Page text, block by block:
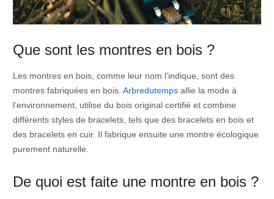
Que sont les montres en bois ?
Les montres en bois, comme leur nom l’indique, sont des
montres fabriquées en bois. Arbredutempsallie la mode à
l’environnement, utilise du bois original certifié et combine
différents styles de bracelets, tels que des bracelets en bois et
des bracelets en cuir. Il fabrique ensuite une montre écologique
purement naturelle.
De quoi est faite une montre en bois ?